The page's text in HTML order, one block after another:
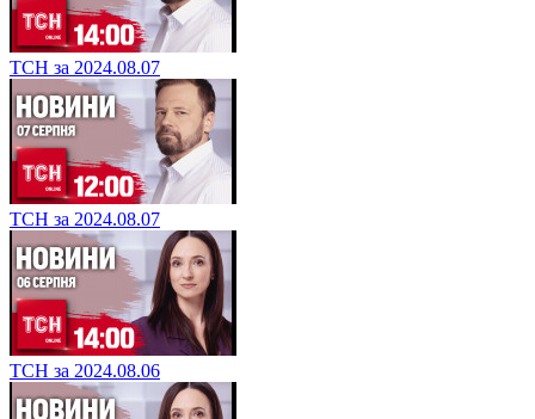
ТСН за 2024.08.07
ТСН за 2024.08.07
ТСН за 2024.08.06